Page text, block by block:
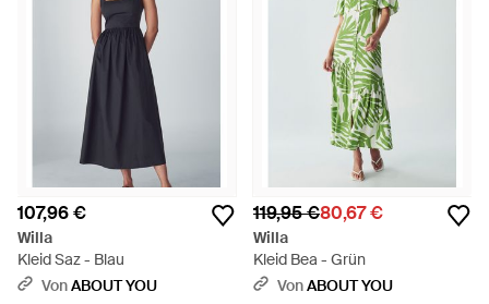
107,96 €
Willa
Kleid Saz - Blau
VonABOUT YOU
119,95 €80,67 €
Willa
Kleid Bea - Grün
VonABOUT YOU